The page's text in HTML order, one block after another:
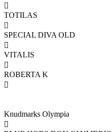

TOTILAS

SPECIAL DIVA OLD

VITALIS

ROBERTA K

Knudmarks Olympia
